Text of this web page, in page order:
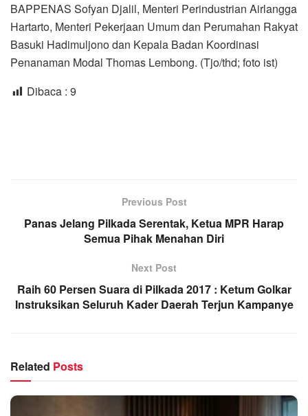
BAPPENAS Sofyan Djalil, Menteri Perindustrian Airlangga
Hartarto, Menteri Pekerjaan Umum dan Perumahan Rakyat
Basuki Hadimuljono dan Kepala Badan Koordinasi
Penanaman Modal Thomas Lembong. (Tjo/thd; foto ist)
Dibaca : 9
Previous Post
Panas Jelang Pilkada Serentak, Ketua MPR Harap
Semua Pihak Menahan Diri
Next Post
Raih 60 Persen Suara di Pilkada 2017 : Ketum Golkar
Instruksikan Seluruh Kader Daerah Terjun Kampanye
Related Posts